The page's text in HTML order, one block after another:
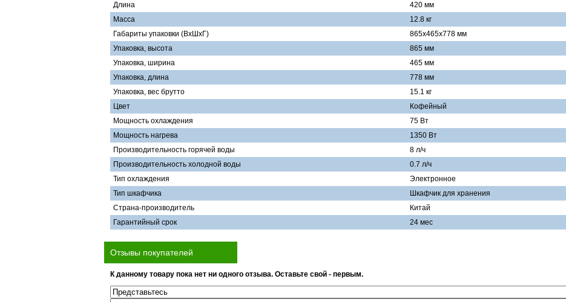
Длина
420 мм
Масса
12.8 кг
Габариты упаковки (ВхШхГ)
865x465х778 мм
Упаковка, высота
865 мм
Упаковка, ширина
465 мм
Упаковка, длина
778 мм
Упаковка, вес брутто
15.1 кг
Цвет
Кофейный
Мощность охлаждения
75 Вт
Мощность нагрева
1350 Вт
Производительность горячей воды
8 л/ч
Производительность холодной воды
0.7 л/ч
Тип охлаждения
Электронное
Тип шкафчика
Шкафчик для хранения
Страна-производитель
Китай
Гарантийный срок
24 мес
Отзывы покупателей
К данному товару пока нет ни одного отзыва. Оставьте свой - первым.